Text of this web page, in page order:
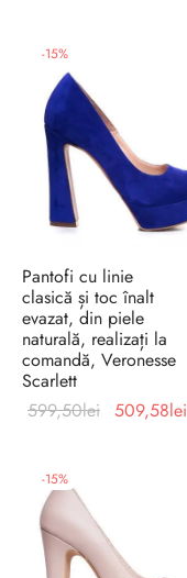
-15%
Pantofi cu linie
clasică și toc înalt
evazat, din piele
naturală, realizați la
comandă, Veronesse
Scarlett
599,50lei Prețul
509,58lei
-15%